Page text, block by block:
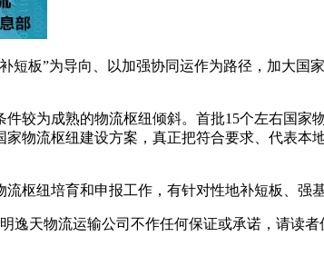
板”为导向、以加强协同运作为路径，加大国
较为成熟的物流枢纽倾斜。首批15个左右国家
物流枢纽建设方案，真正把符合要求、代表本
枢纽培育和申报工作，有针对性地补短板、强
天物流运输公司不作任何保证或承诺，请读者